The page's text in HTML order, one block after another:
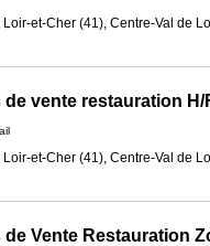
et-Cher (41), Centre-Val de
de vente restauration H/
et-Cher (41), Centre-Val de